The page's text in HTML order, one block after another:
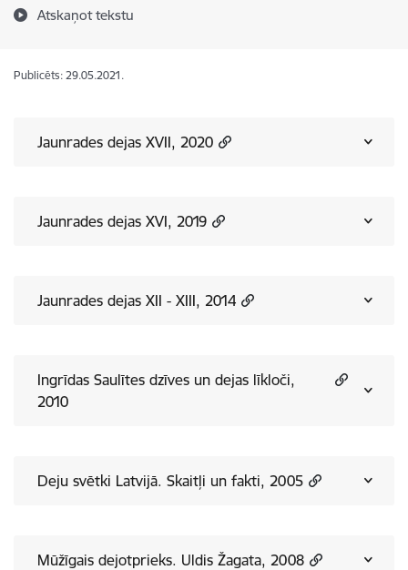
Atskaņot tekstu
Publicēts: 29.05.2021.
Jaunrades dejas XVII, 2020
Jaunrades dejas XVI, 2019
Jaunrades dejas XII - XIII, 2014
Ingrīdas Saulītes dzīves un dejas līkloči,
2010
Deju svētki Latvijā. Skaitļi un fakti, 2005
Mūžīgais dejotprieks. Uldis Žagata, 2008